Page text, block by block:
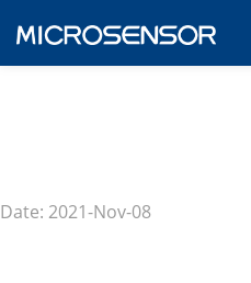
Date: 2021-Nov-08